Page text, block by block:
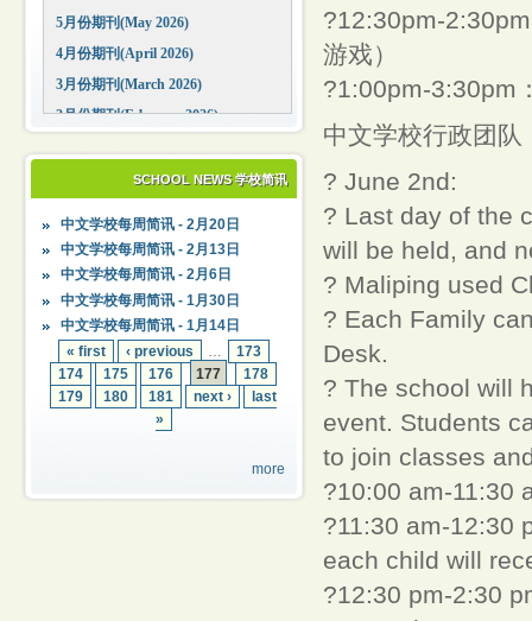
5月份期刊(May 2026)
4月份期刊(April 2026)
3月份期刊(March 2026)
2月份期刊(February 2026)
12月份期刊(December 2025)
10月份期刊(October 2025)
09月份期刊(September 2025)
SCHOOL NEWS 学校简讯
中文学校每周简讯 - 2月20日
中文学校每周简讯 - 2月13日
中文学校每周简讯 - 2月6日
中文学校每周简讯 - 1月30日
中文学校每周简讯 - 1月14日
« first
‹ previous …
173
174
175 176 177
178
179
180 181 next ›
last
»
more
?12:30pm-
游戏）
?1:00pm-3:30pm
中文学校行政团队
? June 2nd:
? Last day of the
will be held, and
? Maliping used
? Each Family
Desk.
? The school will
event. Students
to join classes
?10:00 am-11:30
?11:30 am-12:30
each child will
?12:30 pm-2:30